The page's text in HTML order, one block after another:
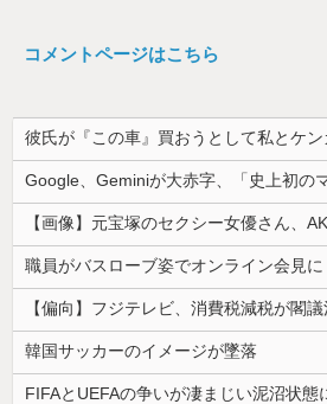
コメントページはこちら
韓国サッカーのイメージが墜落